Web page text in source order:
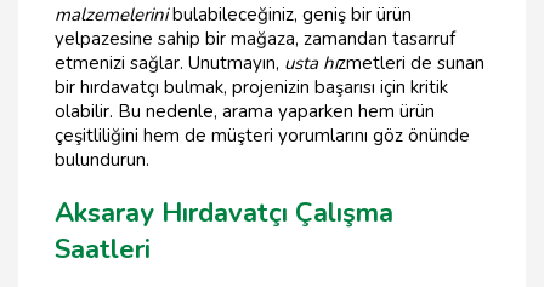
malzemelerinibulabileceğiniz, geniş bir ürün
yelpazesine sahip bir mağaza, zamandan tasarruf
etmenizi sağlar. Unutmayın, usta hızmetleri de sunan
bir hırdavatçı bulmak, projenizin başarısı için kritik
olabilir. Bu nedenle, arama yaparken hem ürün
çeşitliliğini hem de müşteri yorumlarını göz önünde
bulundurun.
Aksaray Hırdavatçı Çalışma
Saatleri